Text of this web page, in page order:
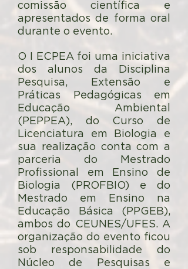
comissão científica e
apresentados de forma oral
durante o evento.
O I ECPEA foi uma iniciativa
dos alunos da Disciplina
Pesquisa, Extensão e
Práticas Pedagógicas em
Educação Ambiental
(PEPPEA), do Curso de
Licenciatura em Biologia e
sua realização conta com a
parceria do Mestrado
Profissional em Ensino de
Biologia (PROFBIO) e do
Mestrado em Ensino na
Educação Básica (PPGEB),
ambos do CEUNES/UFES. A
organização do evento ficou
sob responsabilidade do
Núcleo de Pesquisas e